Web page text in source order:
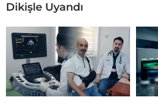
Dikişle Uyandı